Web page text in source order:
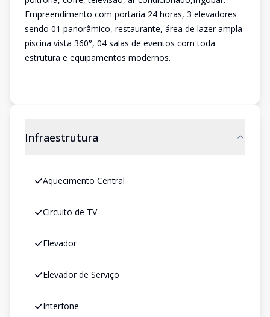
Empreendimento com portaria 24 horas, 3 elevadores
sendo 01 panorâmico, restaurante, área de lazer ampla
piscina vista 360°, 04 salas de eventos com toda
estrutura e equipamentos modernos.
Infraestrutura
Aquecimento Central
Circuito de TV
Elevador
Elevador de Serviço
Interfone